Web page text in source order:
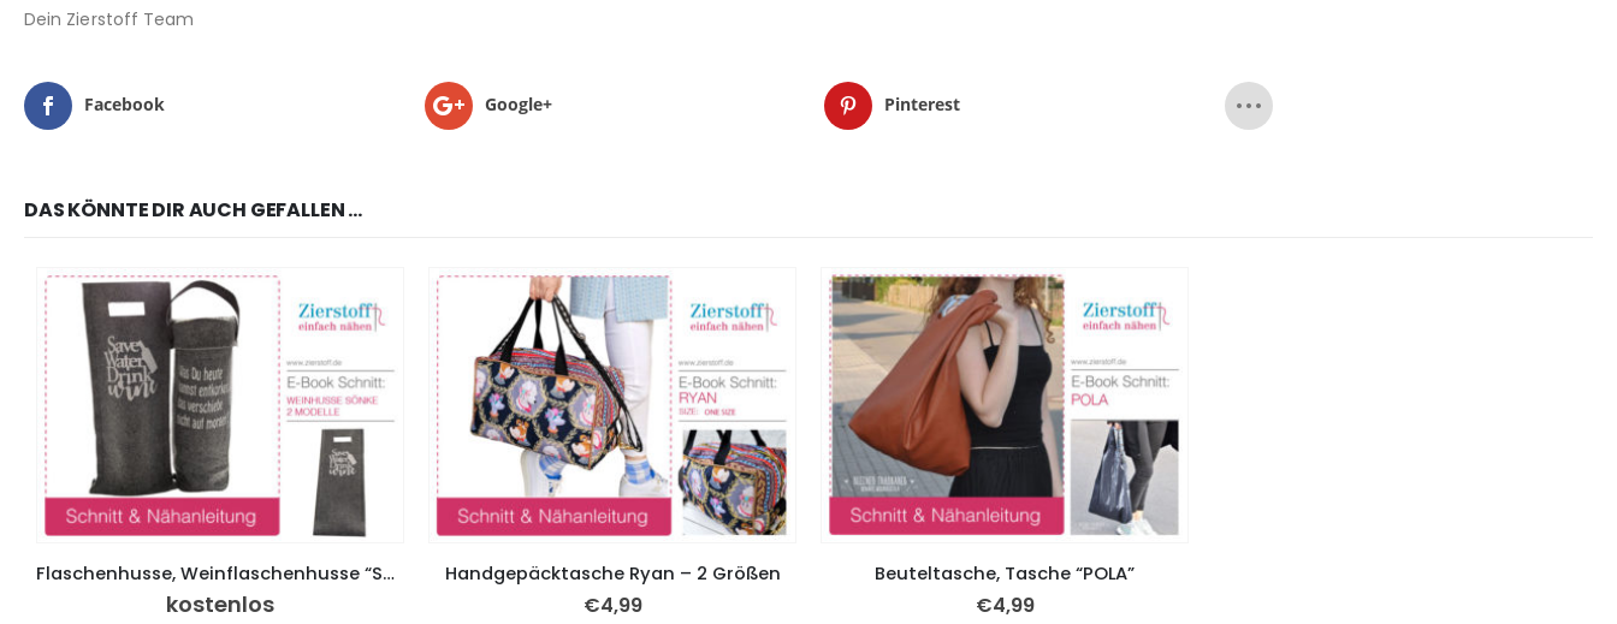
Dein Zierstoff Team
Facebook Google+ Pinterest
DAS KÖNNTE DIR AUCH GEFALLEN …
Flaschenhusse, Weinflaschenhusse “Sönke”
kostenlos
Handgepäcktasche Ryan – 2 Größen
€4,99
Beuteltasche, Tasche “POLA”
€4,99